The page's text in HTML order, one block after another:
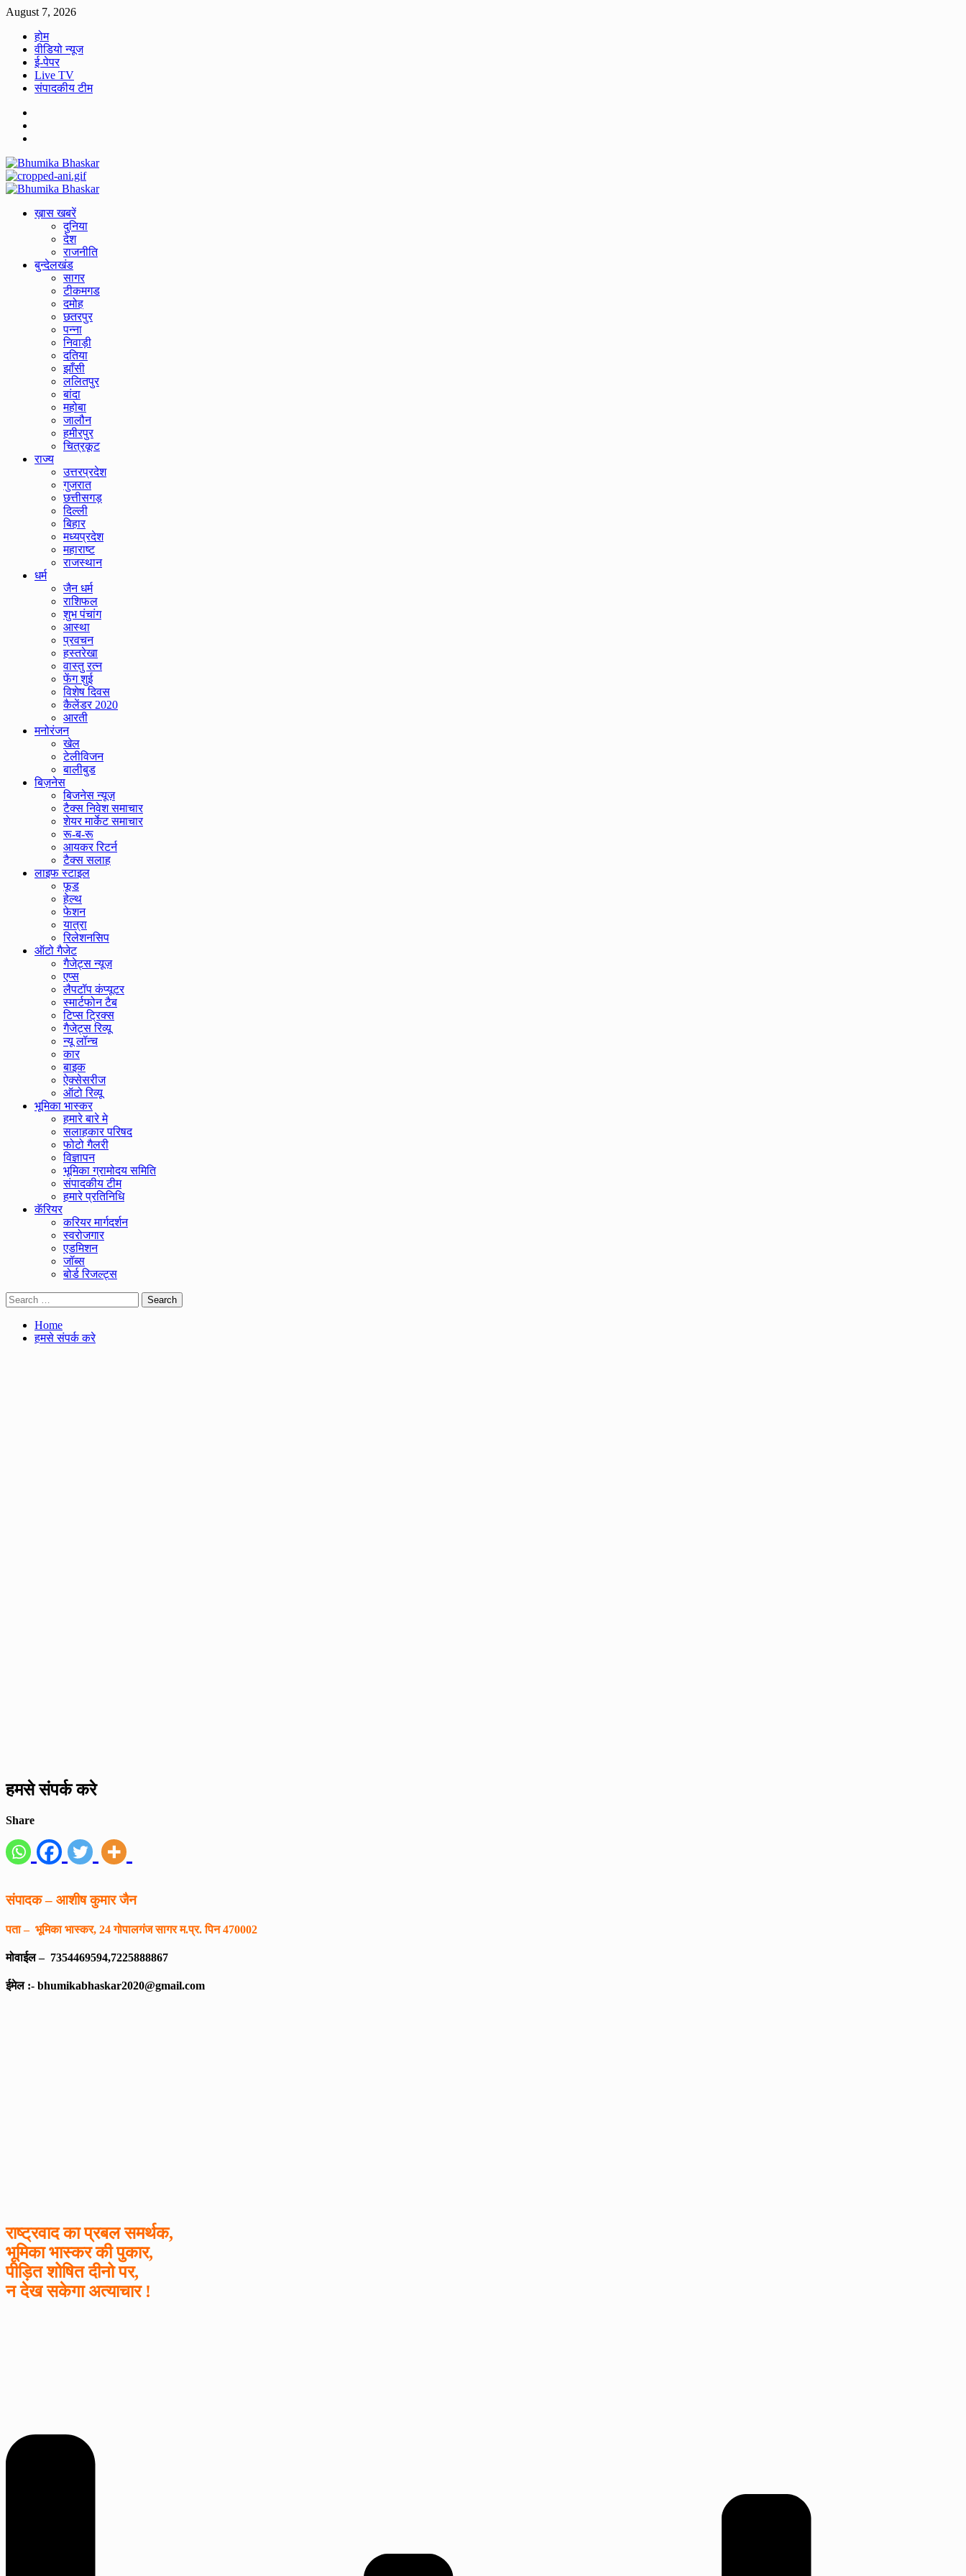
Skip
content
August 7, 2026
होम
वीडियो न्यूज
ई-पेपर
Live TV
संपादकीय टीम
Primary
ख़ास खबरें
दुनिया
देश
राजनीति
बुन्देलखंड
सागर
टीकमगड
दमोह
छतरपुर
पन्ना
निवाड़ी
दतिया
झाँसी
ललितपुर
बांदा
महोबा
जालौन
हमीरपुर
चित्रकूट
राज्य
उत्तरप्रदेश
गुजरात
छत्तीसगड़
दिल्ली
बिहार
मध्यप्रदेश
महाराष्ट
राजस्थान
धर्म
जैन धर्म
राशिफल
शुभ पंचांग
आस्था
प्रवचन
हस्तरेखा
वास्तु रत्न
फेंग शुई
विशेष दिवस
कैलेंडर 2020
आरती
मनोरंजन
खेल
टेलीविजन
बालीबुड
बिज़नेस
बिजनेस न्यूज़
टैक्स निवेश समाचार
शेयर मार्केट समाचार
रू-ब-रू
आयकर रिटर्न
टैक्स सलाह
लाइफ स्टाइल
फूड
हेल्थ
फेशन
यात्रा
रिलेशनसिप
ऑटो गैजेट
गैजेट्स न्यूज़
एप्स
लैपटॉप कंप्यूटर
स्मार्टफोन टैब
टिप्स ट्रिक्स
गैजेट्स रिव्यू
न्यू लॉन्च
कार
बाइक
ऐक्सेसरीज
ऑटो रिव्यू
भूमिका भास्कर
हमारे बारे मे
सलाहकार परिषद
फोटो गैलरी
विज्ञापन
भूमिका ग्रामोदय समिति
संपादकीय टीम
हमारे प्रतिनिधि
कॅरियर
करियर मार्गदर्शन
स्वरोजगार
एडमिशन
जॉब्स
बोर्ड रिजल्ट्स
Search
for:
Home
हमसे संपर्क करे
हमसे संपर्क करे
Share
संपादक – आशीष कुमार जैन
पता – भूमिका भास्कर, 24 गोपालगंज सागर म.प्र. पिन 470002
मोवाईल – 7354469594,7225888867
ईमेल :- bhumikabhaskar2020@gmail.com
राष्ट्रवाद का प्रबल समर्थक,
भूमिका भास्करकी पुकार,
पीड़ित शोषित दीनो पर,
न देख सकेगा अत्याचार !